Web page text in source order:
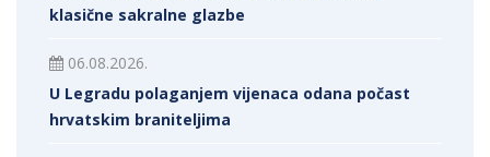
klasične sakralne glazbe
06.08.2026.
U Legradu polaganjem vijenaca odana počast
hrvatskim braniteljima